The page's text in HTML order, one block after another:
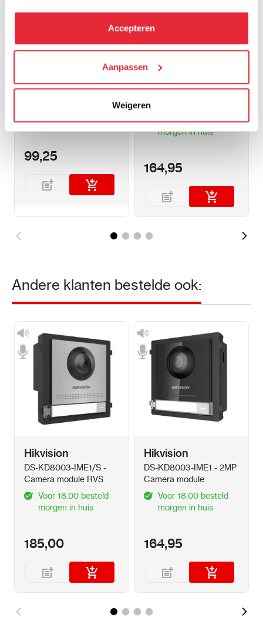
hebben verzameld via het gebruik van hun diensten. Je
kunt alle cookies accepteren, alleen noodzakelijke
We werken samen met21 derden
die uw gegevens
kunnen ontvangen en verwerken.
Accepteren
Aanpassen
Weigeren
DS-KD-KP - toetsenbord
Op voorraad
99,25
DS-KD8003-IME1 - 2MP
Camera module
Voor 18:00 besteld
morgen in huis
164,95
Andere klanten bestelde ook:
Hikvision
DS-KD8003-IME1/S -
Camera module RVS
Voor 18:00 besteld
morgen in huis
185,00
Hikvision
DS-KD8003-IME1 - 2MP
Camera module
Voor 18:00 besteld
morgen in huis
164,95